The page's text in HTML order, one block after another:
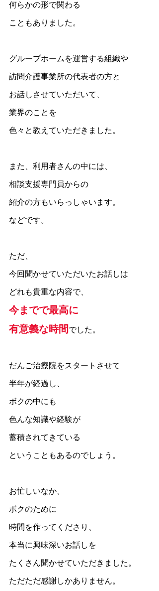
何らかの形で関わる
こともありました。
グループホームを運営する組織や
訪問介護事業所の代表者の方と
お話しさせていただいて、
業界のことを
色々と教えていただきました。
また、利用者さんの中には、
相談支援専門員からの
紹介の方もいらっしゃいます。
などです。
ただ、
今回聞かせていただいたお話しは
どれも貴重な内容で、
今までで最高に
有意義な時間 でした。
だんご治療院をスタートさせて
半年が経過し、
ボクの中にも
色んな知識や経験が
蓄積されてきている
ということもあるのでしょう。
お忙しいなか、
ボクのために
時間を作ってくださり、
本当に興味深いお話しを
たくさん聞かせていただきました。
ただただ感謝しかありません。